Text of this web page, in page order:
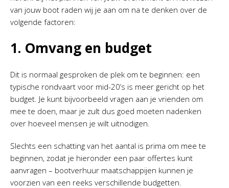
van jouw boot raden wij je aan om na te denken over de
volgende factoren:
1. Omvang en budget
Dit is normaal gesproken de plek om te beginnen: een
typische rondvaart voor mid-20’s is meer gericht op het
budget. Je kunt bijvoorbeeld vragen aan je vrienden om
mee te doen, maar je zult dus goed moeten nadenken
over hoeveel mensen je wilt uitnodigen.
Slechts een schatting van het aantal is prima om mee te
beginnen, zodat je hieronder een paar offertes kunt
aanvragen – bootverhuur maatschappijen kunnen je
voorzien van een reeks verschillende budgetten.